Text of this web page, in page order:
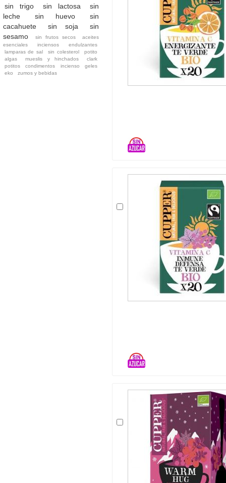
sin trigo
sin lactosa
sin
leche
sin huevo
sin
cacahuete
sin soja
sin
sesamo
sin frutos secos
aceites
esenciales
inciensos
endulzantes
lamparas de sal
sin colesterol
potito
algas
mueslis y hinchados
clark
potitos
condimentos incienso
geles
eko
zumos y bebidas